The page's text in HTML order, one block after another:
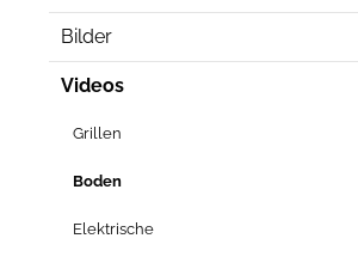
Bilder
Videos
Grillen
Boden
Elektrische